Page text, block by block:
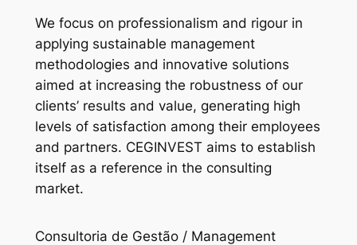
We focus on professionalism and rigour in
applying sustainable management
methodologies and innovative solutions
aimed at increasing the robustness of our
clients’ results and value, generating high
levels of satisfaction among their employees
and partners. CEGINVEST aims to establish
itself as a reference in the consulting
market.
Consultoria de Gestão / Management